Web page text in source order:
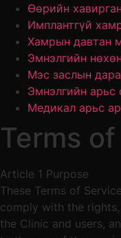
Өөрийн
Имплантгүй
Хамрын давтан
Эмнэлгийн
Мэс заслын
Эмнэлгийн арьс
Медикал арьс
Terms
Article 1 Purpose
These Terms of
comply with the
the Clinic and users,